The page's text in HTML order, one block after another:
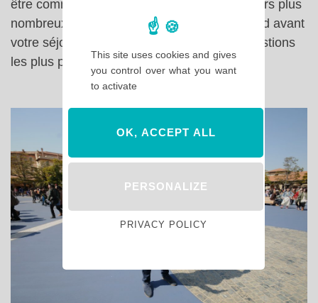
être comme vous et j’espère vous voir toujours plus
nombreux à consulter le site Hello Disneyland avant
votre séjour et à enrichir le guide de vos questions
les plus pointues ! A très bientôt !
This site uses cookies and gives
you control over what you want
to activate
OK, ACCEPT ALL
PERSONALIZE
PRIVACY POLICY